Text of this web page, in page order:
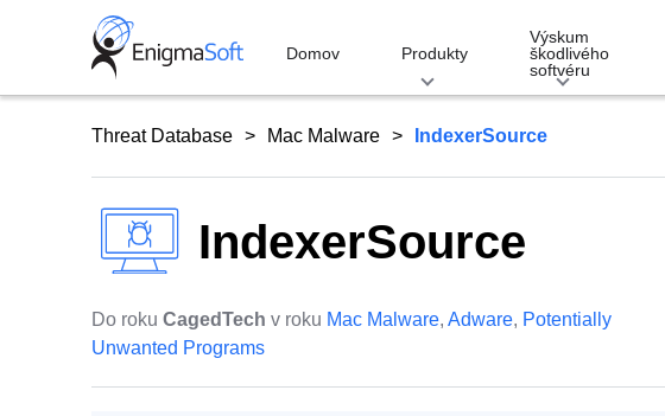
Domov Produkty
Výskum
škodlivého
softvéru
Threat Database Mac Malware IndexerSource
IndexerSource
Do roku CagedTech v roku Mac Malware, Adware, Potentially
Unwanted Programs